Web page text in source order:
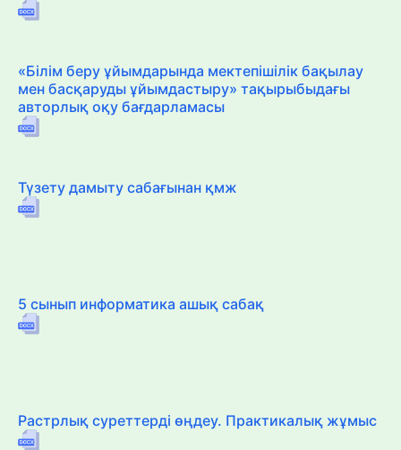
«Білім беру ұйымдарында мектепішілік бақылау
мен басқаруды ұйымдастыру» тақырыбыдағы
авторлық оқу бағдарламасы
Түзету дамыту сабағынан қмж
5 сынып информатика ашық сабақ
Растрлық суреттерді өңдеу. Практикалық жұмыс